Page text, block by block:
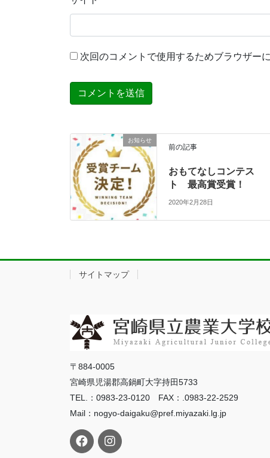
次回のコメントで使用するためブラウザー
お知らせ
前の記事
おもてなしコンテス
ト 最高賞受賞！
2020年2月28日
サイトマップ
〒884-0005
宮崎県児湯郡高鍋町大字持田5733
TEL.：0983-23-0120 FAX：.0983-22-2529
Mail：nogyo-daigaku@pref.miyazaki.lg.jp